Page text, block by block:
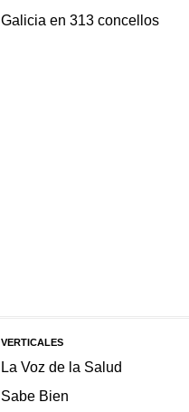
Galicia en 313 concellos
VERTICALES
La Voz de la Salud
Sabe Bien